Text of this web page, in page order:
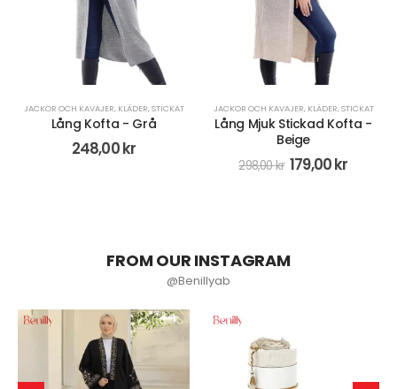
JACKOR OCH KAVAJER, KLÄDER,STICKAT
Lång Kofta - Grå
248,00kr
JACKOR OCH KAVAJER, KLÄDER,STICKAT
Lång Mjuk Stickad Kofta -
Beige
298,00kr 179,00kr
FROM OUR INSTAGRAM
@Benillyab